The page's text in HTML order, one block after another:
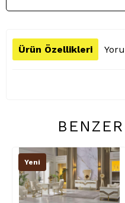
Ürün Özellikleri
Yeni